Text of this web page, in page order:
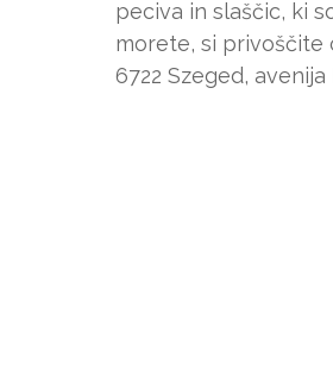
peciva in slaščic, ki
morete, si privoščite
6722 Szeged,